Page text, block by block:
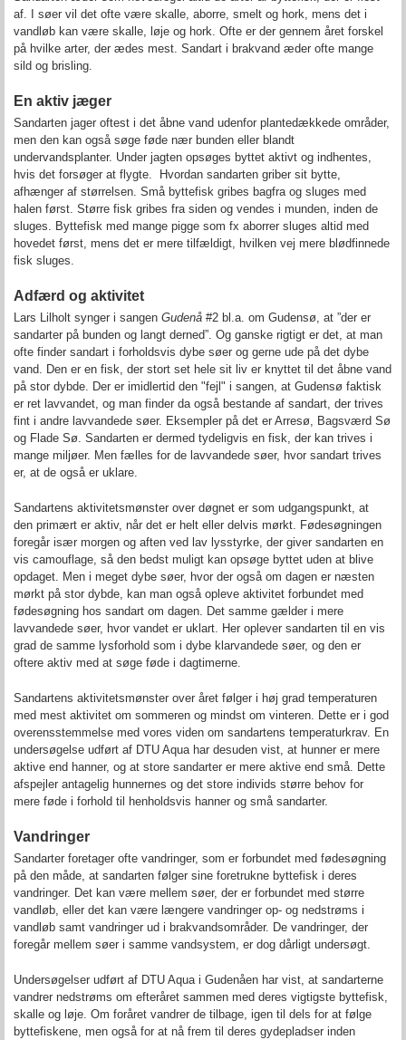
af. I søer vil det ofte være skalle, aborre, smelt og hork, mens det i
vandløb kan være skalle, løje og hork. Ofte er der gennem året forskel
på hvilke arter, der ædes mest. Sandart i brakvand æder ofte mange
sild og brisling.
En aktiv jæger
Sandarten jager oftest i det åbne vand udenfor plantedækkede områder,
men den kan også søge føde nær bunden eller blandt
undervandsplanter. Under jagten opsøges byttet aktivt og indhentes,
hvis det forsøger at flygte. Hvordan sandarten griber sit bytte,
afhænger af størrelsen. Små byttefisk gribes bagfra og sluges med
halen først. Større fisk gribes fra siden og vendes i munden, inden de
sluges. Byttefisk med mange pigge som fx aborrer sluges altid med
hovedet først, mens det er mere tilfældigt, hvilken vej mere blødfinnede
fisk sluges.
Adfærd og aktivitet
Lars Lilholt synger i sangen Gudenå #2 bl.a. om Gudensø, at ”der er
sandarter på bunden og langt derned”. Og ganske rigtigt er det, at man
ofte finder sandart i forholdsvis dybe søer og gerne ude på det dybe
vand. Den er en fisk, der stort set hele sit liv er knyttet til det åbne vand
på stor dybde. Der er imidlertid den "fejl" i sangen, at Gudensø faktisk
er ret lavvandet, og man finder da også bestande af sandart, der trives
fint i andre lavvandede søer. Eksempler på det er Arresø, Bagsværd Sø
og Flade Sø. Sandarten er dermed tydeligvis en fisk, der kan trives i
mange miljøer. Men fælles for de lavvandede søer, hvor sandart trives
er, at de også er uklare.
Sandartens aktivitetsmønster over døgnet er som udgangspunkt, at
den primært er aktiv, når det er helt eller delvis mørkt. Fødesøgningen
foregår især morgen og aften ved lav lysstyrke, der giver sandarten en
vis camouflage, så den bedst muligt kan opsøge byttet uden at blive
opdaget. Men i meget dybe søer, hvor der også om dagen er næsten
mørkt på stor dybde, kan man også opleve aktivitet forbundet med
fødesøgning hos sandart om dagen. Det samme gælder i mere
lavvandede søer, hvor vandet er uklart. Her oplever sandarten til en vis
grad de samme lysforhold som i dybe klarvandede søer, og den er
oftere aktiv med at søge føde i dagtimerne.
Sandartens aktivitetsmønster over året følger i høj grad temperaturen
med mest aktivitet om sommeren og mindst om vinteren. Dette er i god
overensstemmelse med vores viden om sandartens temperaturkrav. En
undersøgelse udført af DTU Aqua har desuden vist, at hunner er mere
aktive end hanner, og at store sandarter er mere aktive end små. Dette
afspejler antagelig hunnernes og det store individs større behov for
mere føde i forhold til henholdsvis hanner og små sandarter.
Vandringer
Sandarter foretager ofte vandringer, som er forbundet med fødesøgning
på den måde, at sandarten følger sine foretrukne byttefisk i deres
vandringer. Det kan være mellem søer, der er forbundet med større
vandløb, eller det kan være længere vandringer op- og nedstrøms i
vandløb samt vandringer ud i brakvandsområder. De vandringer, der
foregår mellem søer i samme vandsystem, er dog dårligt undersøgt.
Undersøgelser udført af DTU Aqua i Gudenåen har vist, at sandarterne
vandrer nedstrøms om efteråret sammen med deres vigtigste byttefisk,
skalle og løje. Om foråret vandrer de tilbage, igen til dels for at følge
byttefiskene, men også for at nå frem til deres gydepladser inden